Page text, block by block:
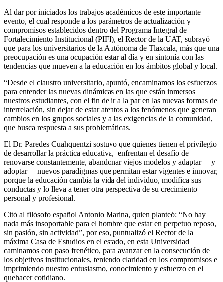
Al dar por iniciados los trabajos académicos de este importante
evento, el cual responde a los parámetros de actualización y
compromisos establecidos dentro del Programa Integral de
Fortalecimiento Institucional (PIFI), el Rector de la UAT, subrayó
que para los universitarios de la Autónoma de Tlaxcala, más que una
preocupación es una ocupación estar al día y en sintonía con las
tendencias que mueven a la educación en los ámbitos global y local.
“Desde el claustro universitario, apuntó, encaminamos los esfuerzos
para entender las nuevas dinámicas en las que están inmersos
nuestros estudiantes, con el fin de ir a la par en las nuevas formas de
interrelación, sin dejar de estar atentos a los fenómenos que generan
cambios en los grupos sociales y a las exigencias de la comunidad,
que busca respuesta a sus problemáticas.
El Dr. Paredes Cuahquentzi sostuvo que quienes tienen el privilegio
de desarrollar la práctica educativa, enfrentan el desafío de
renovarse constantemente, abandonar viejos modelos y adaptar —y
adoptar— nuevos paradigmas que permitan estar vigentes e innovar,
porque la educación cambia la vida del individuo, modifica sus
conductas y lo lleva a tener otra perspectiva de su crecimiento
personal y profesional.
Citó al filósofo español Antonio Marina, quien planteó: “No hay
nada más insoportable para el hombre que estar en perpetuo reposo,
sin pasión, sin actividad”, por eso, puntualizó el Rector de la
máxima Casa de Estudios en el estado, en esta Universidad
caminamos con paso frenético, para avanzar en la consecución de
los objetivos institucionales, teniendo claridad en los compromisos e
imprimiendo nuestro entusiasmo, conocimiento y esfuerzo en el
quehacer cotidiano.